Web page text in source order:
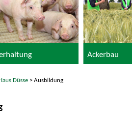
Ackerbau
Düsse > Ausbildung